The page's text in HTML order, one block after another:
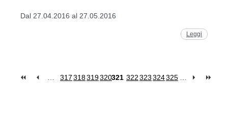
Dal 27.04.2016 al 27.05.2016
Leggi
317318319320321 322323324325